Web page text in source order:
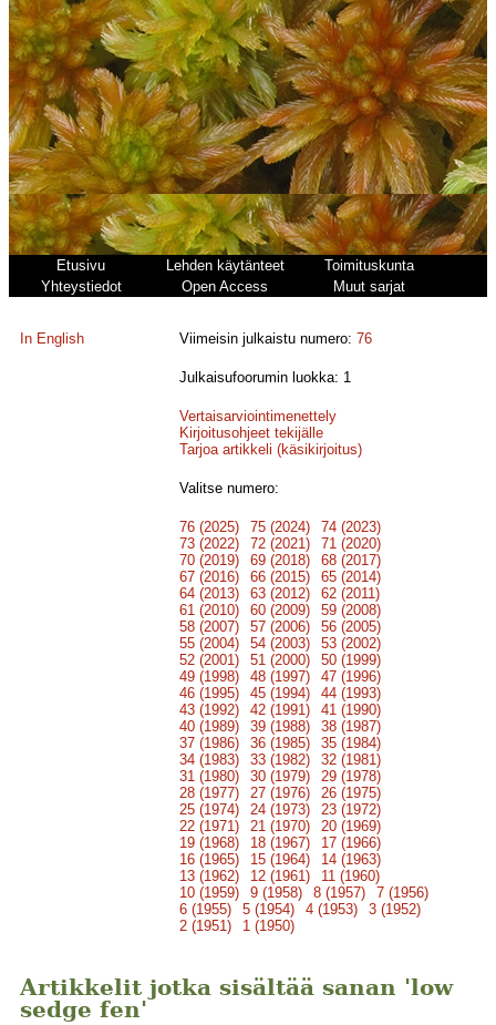
Etusivu Lehden käytänteet
Toimituskunta
Yhteystiedot
Open Access Muut sarjat
In English Viimeisin julkaistu numero:76
Julkaisufoorumin luokka: 1
Vertaisarviointimenettely
Kirjoitusohjeet tekijälle
Tarjoa artikkeli (käsikirjoitus)
Valitse numero:
76 (2025) 75 (2024)
74 (2023)
73 (2022)
72 (2021)
71 (2020)
70 (2019)
69 (2018)
68 (2017)
67 (2016)
66 (2015)
65 (2014)
64 (2013)
63 (2012)
62 (2011)
61 (2010)
60 (2009)
59 (2008)
58 (2007)
57 (2006)
56 (2005)
55 (2004)
54 (2003)
53 (2002)
52 (2001)
51 (2000)
50 (1999)
49 (1998)
48 (1997)
47 (1996)
46 (1995)
45 (1994)
44 (1993)
43 (1992)
42 (1991)
41 (1990)
40 (1989)
39 (1988)
38 (1987)
37 (1986)
36 (1985)
35 (1984)
34 (1983)
33 (1982)
32 (1981)
31 (1980)
30 (1979)
29 (1978)
28 (1977)
27 (1976)
26 (1975)
25 (1974)
24 (1973)
23 (1972)
22 (1971)
21 (1970)
20 (1969)
19 (1968)
18 (1967)
17 (1966)
16 (1965)
15 (1964)
14 (1963)
13 (1962)
12 (1961)
11 (1960)
10 (1959)
9 (1958) 8 (1957)
7 (1956)
6 (1955)
5 (1954) 4 (1953)
3 (1952)
2 (1951)
1 (1950)
Artikkelit jotka sisältää sanan 'low
sedge fen'